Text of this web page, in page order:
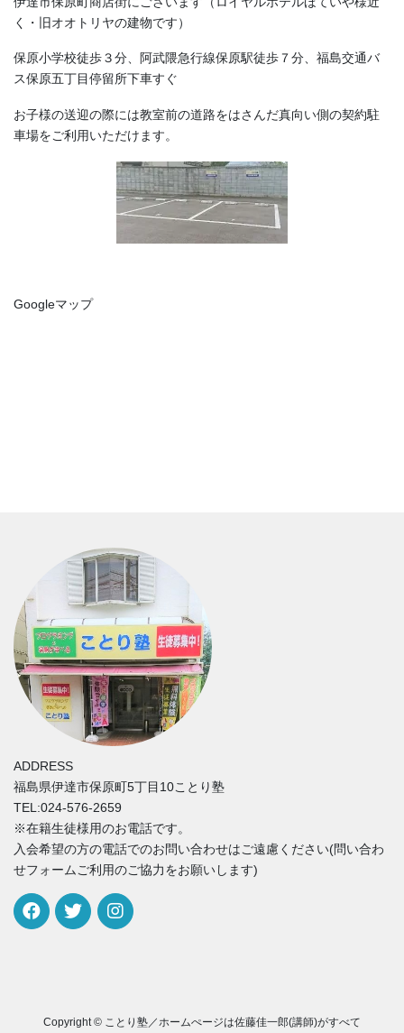
く・旧オオトリヤの建物です）
保原小学校徒歩３分、阿武隈急行線保原駅徒歩７分、福島交通バ
ス保原五丁目停留所下車すぐ
お子様の送迎の際には教室前の道路をはさんだ真向い側の契約駐
車場をご利用いただけます。
Googleマップ
ADDRESS
福島県伊達市保原町5丁目10ことり塾
TEL:024-576-2659
※在籍生徒様用のお電話です。
入会希望の方の電話でのお問い合わせはご遠慮ください(問い合わ
せフォームご利用のご協力をお願いします)
Copyright © ことり塾／ホームぺージは佐藤佳一郎(講師)がすべて